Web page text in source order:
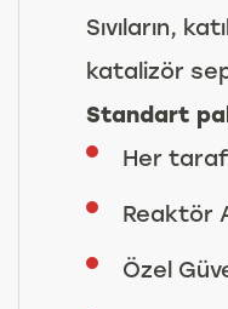
Sıvıların,
katalizör
Standart
Her
Reaktör
Özel